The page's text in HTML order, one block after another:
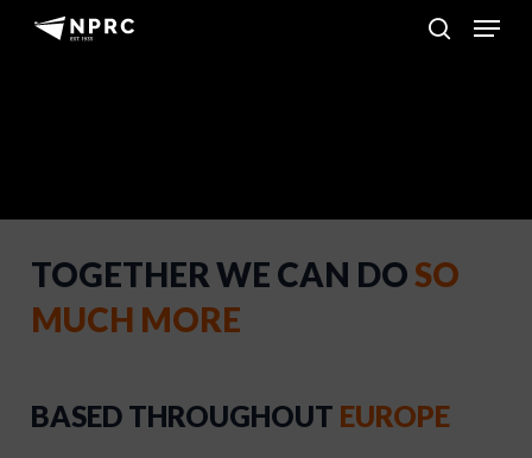
Menu
TOGETHER WE CAN DOSO
MUCH MORE
BASED THROUGHOUT EUROPE